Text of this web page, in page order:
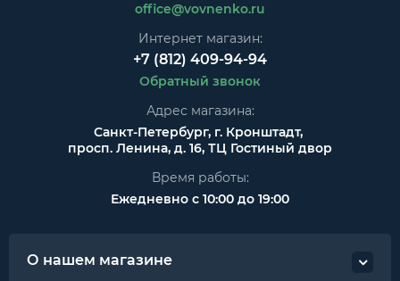
office@vovnenko.ru
Интернет магазин:
+7 (812) 409-94-94
Обратный звонок
Адрес магазина:
Санкт-Петербург, г. Кронштадт,
просп. Ленина, д. 16, ТЦ Гостиный двор
Время работы:
Ежедневно с 10:00 до 19:00
О нашем магазине